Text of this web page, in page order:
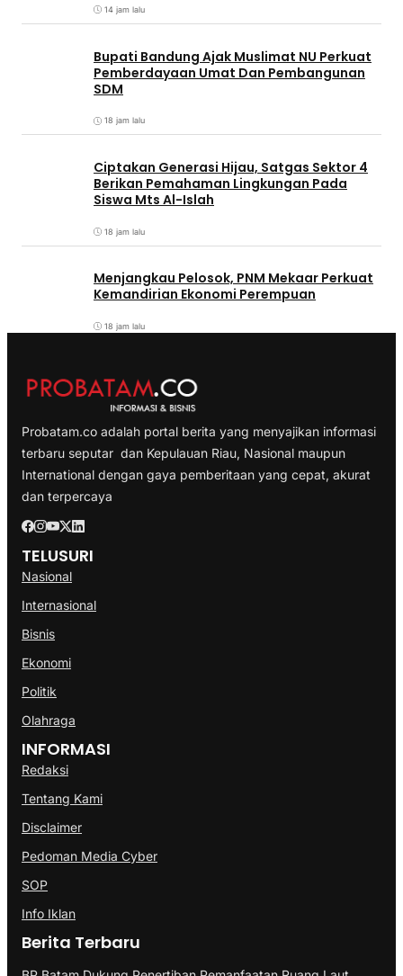
14 jam lalu
Bupati Bandung Ajak Muslimat NU Perkuat
Pemberdayaan Umat Dan Pembangunan
SDM
18 jam lalu
Ciptakan Generasi Hijau, Satgas Sektor 4
Berikan Pemahaman Lingkungan Pada
Siswa Mts Al-Islah
18 jam lalu
Menjangkau Pelosok, PNM Mekaar Perkuat
Kemandirian Ekonomi Perempuan
18 jam lalu
Probatam.co adalah portal berita yang menyajikan informasi
terbaru seputar dan Kepulauan Riau, Nasional maupun
International dengan gaya pemberitaan yang cepat, akurat
dan terpercaya
TELUSURI
Nasional
Internasional
Bisnis
Ekonomi
Politik
Olahraga
INFORMASI
Redaksi
Tentang Kami
Disclaimer
Pedoman Media Cyber
SOP
Info Iklan
Berita Terbaru